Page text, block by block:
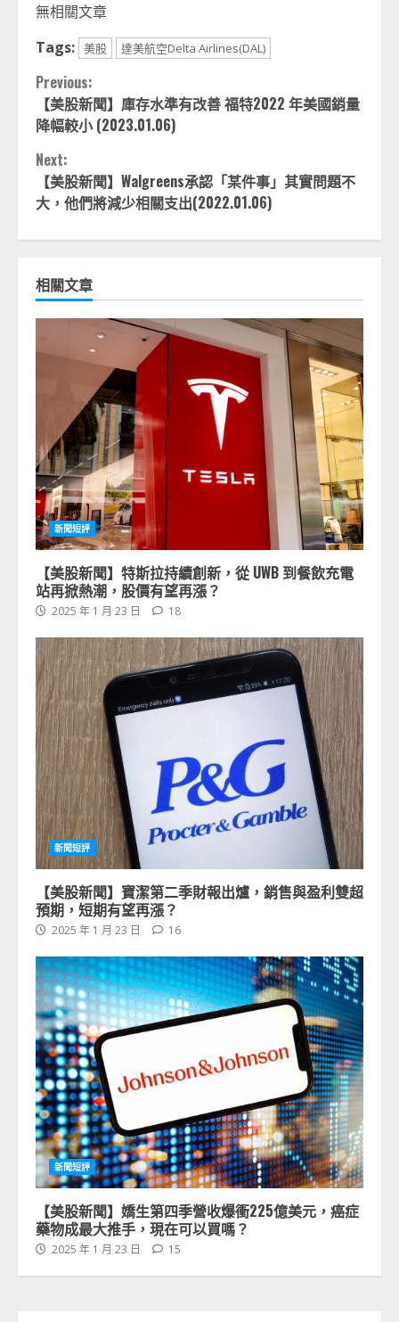
無相關文章
Tags: 美股 達美航空Delta Airlines(DAL)
Continue
Reading
Previous:
【美股新聞】庫存水準有改善 福特2022 年美國銷量
降幅較小 (2023.01.06)
Next:
【美股新聞】Walgreens承認「某件事」其實問題不
大，他們將減少相關支出(2022.01.06)
相關文章
新聞短評
【美股新聞】特斯拉持續創新，從 UWB 到餐飲充電
站再掀熱潮，股價有望再漲？
2025 年 1 月 23 日 18
新聞短評
【美股新聞】寶潔第二季財報出爐，銷售與盈利雙超
預期，短期有望再漲？
2025 年 1 月 23 日 16
新聞短評
【美股新聞】嬌生第四季營收爆衝225億美元，癌症
藥物成最大推手，現在可以買嗎？
2025 年 1 月 23 日 15